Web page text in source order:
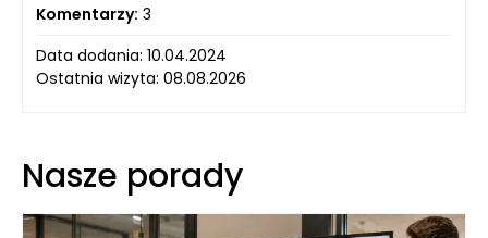
Komentarzy: 3
Data dodania: 10.04.2024
Ostatnia wizyta: 08.08.2026
Nasze porady